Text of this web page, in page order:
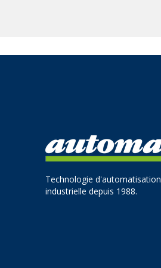
Technologie d'automatisation
industrielle depuis 1988.